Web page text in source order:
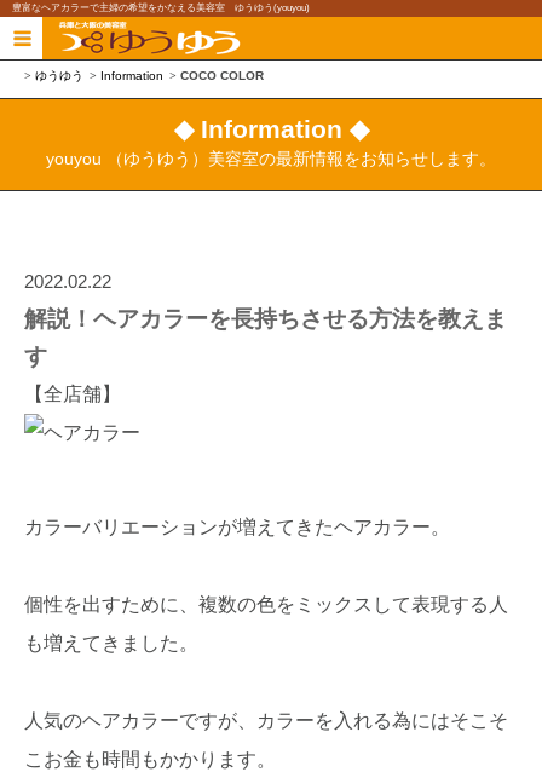
豊富なヘアカラーで主婦の希望をかなえる美容室 ゆうゆう(youyou)
ゆうゆう Information COCO COLOR
◆ Information ◆
youyou （ゆうゆう）美容室の最新情報をお知らせします。
2022.02.22
解説！ヘアカラーを長持ちさせる方法を教えま
す
【全店舗】
カラーバリエーションが増えてきたヘアカラー。
個性を出すために、複数の色をミックスして表現する人
も増えてきました。
人気のヘアカラーですが、カラーを入れる為にはそこそ
こお金も時間もかかります。